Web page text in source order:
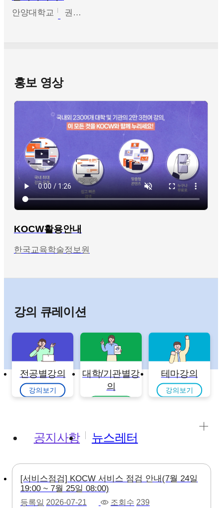
안양대학교 권원현
홍보 영상
KOCW활용안내
한국교육학술정보원
강의 큐레이션
전공별강의
강의보기
대학/기관별강
의
테마강의
강의보기
공지사항 뉴스레터
[서비스점검] KOCW 서비스 점검 안내(7월 24일
19:00 ~ 7월 25일 08:00)
등록일 2026-07-21 조회수 239